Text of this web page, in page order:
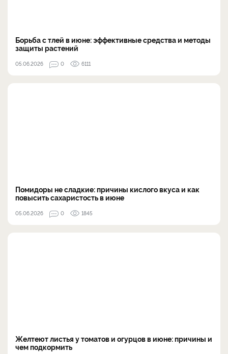
Борьба с тлей в июне: эффективные средства и методы
защиты растений
05.06.2026 0 6111
Помидоры не сладкие: причины кислого вкуса и как
повысить сахаристость в июне
05.06.2026 0 1845
Желтеют листья у томатов и огурцов в июне: причины и
чем подкормить